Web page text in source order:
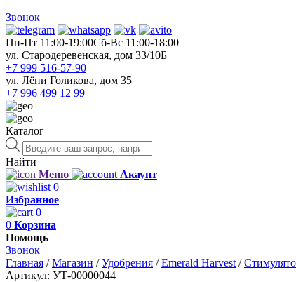
Звонок
Пн-Пт 11:00-19:00Cб-Вс 11:00-18:00
ул. Стародеревенская, дом 33/10Б
+7 999 516-57-90
ул. Лёни Голикова, дом 35
+7 996 499 12 99
Каталог
Поиск
товаров
Найти
Меню
Акаунт
0
Избранное
0
0 Корзина
Помощь
Звонок
Главная /Магазин /Удобрения /Emerald Harvest /
Артикул: УТ-00000044